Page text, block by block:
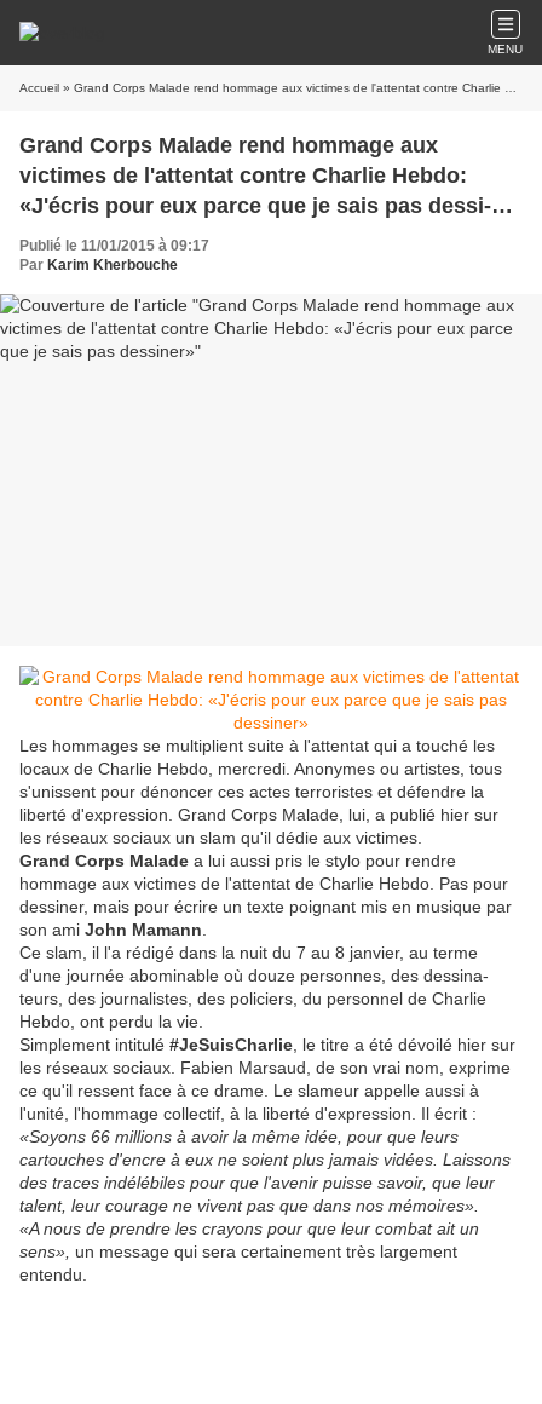
MENU
Accueil » Grand Corps Malade rend hommage aux victimes de l'attentat contre Charlie Hebdo: «J'écris pour eux parce que je sais pas dessi­ner»
Grand Corps Malade rend hommage aux
victimes de l'attentat contre Charlie Hebdo:
«J'écris pour eux parce que je sais pas dessi­
ner»
Publié le 11/01/2015 à 09:17
Par Karim Kherbouche
Les hommages se multi­plient suite à l'atten­tat qui a touché les
locaux de Char­lie Hebdo, mercredi. Anonymes ou artistes, tous
s'unissent pour dénon­cer ces actes terro­ristes et défendre la
liberté d'expres­sion. Grand Corps Malade, lui, a publié hier sur
les réseaux sociaux un slam qu'il dédie aux victimes.
Grand Corps Malade a lui aussi pris le stylo pour rendre
hommage aux victimes de l'atten­tat de Char­lie Hebdo. Pas pour
dessi­ner, mais pour écrire un texte poignant mis en musique par
son ami John Mamann
Ce slam, il l'a rédigé dans la nuit du 7 au 8 janvier, au terme
d'une jour­née abomi­nable où douze personnes, des dessi­na­
teurs, des jour­na­listes, des poli­ciers, du person­nel de Char­lie
Hebdo, ont perdu la vie.
Simple­ment inti­tulé #JeSuisC­har­lie , le titre a été dévoilé hier sur
les réseaux sociaux. Fabien Marsaud, de son vrai nom, exprime
ce qu'il ressent face à ce drame. Le slameur appelle aussi à
l'unité, l'hommage collec­tif, à la liberté d'expres­sion. Il écrit :
«Soyons 66 millions à avoir la même idée, pour que leurs
cartouches d'encre à eux ne soient plus jamais vidées. Lais­sons
des traces indé­lé­biles pour que l'avenir puisse savoir, que leur
talent, leur courage ne vivent pas que dans nos mémoires».
«A nous de prendre les crayons pour que leur combat ait un
sens», un message qui sera certai­ne­ment très large­ment
entendu.